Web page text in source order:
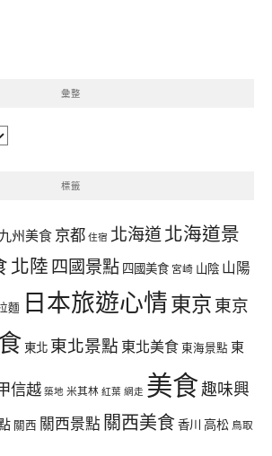
彙整
標籤
九州美食 京都 住宿 北海道北海道景
北陸四國景點 四國美食 宮崎 山陰 山陽
麵 日本旅遊心情東京 東京
東北 東北景點 東北美食東海景點 東
信越 築地 米其林 紅葉 網走 美食趣味興
關西 關西景點 關西美食香川 高松 鳥取